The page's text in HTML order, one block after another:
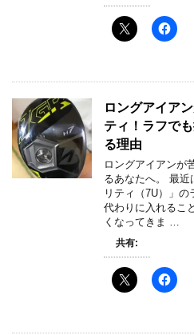
ロングアイア
ティ！ラフで
る理由
ロングアイアンが
るあなたへ。 最近
リティ（7U）」
代わりに入れるこ
くなってきま …
共有: